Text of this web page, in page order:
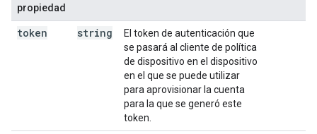
propiedad
token string
El token de autenticación que
se pasará al cliente de política
de dispositivo en el dispositivo
en el que se puede utilizar
para aprovisionar la cuenta
para la que se generó este
token.